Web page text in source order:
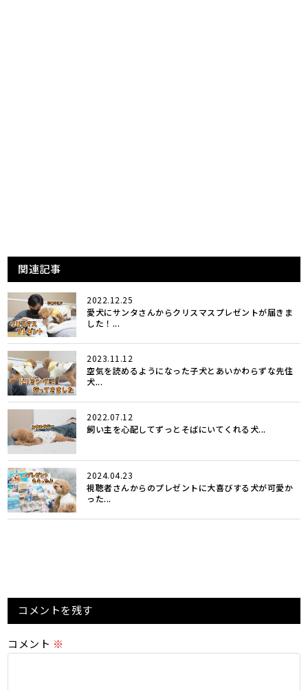
関連記事
2022.12.25
愛犬にサンタさんからクリスマスプレゼントが届きま
した！...
2023.11.12
空気を読めるようになった子犬とあいかわらずな先住
犬...
2022.07.12
飼い主を心配してずっとそばにいてくれる犬...
2024.04.23
視聴者さんからのプレゼントに大喜びする犬が可愛か
った...
コメントを残す
コメント ※